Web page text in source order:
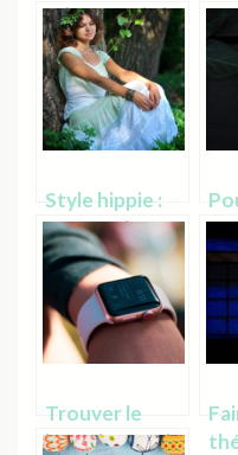
: pharaon de la
XVIIIe
dynastie
Style hippie :
une tendance
incontournable
depuis des
decennies
Trouver le
bracelet Apple